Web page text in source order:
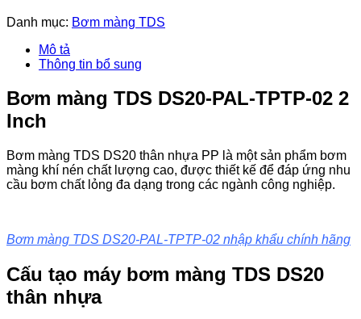
Danh mục: Bơm màng TDS
Mô tả
Thông tin bổ sung
Bơm màng TDS DS20-PAL-TPTP-02 2
Inch
Bơm màng TDS DS20 thân nhựa PP là một sản phẩm bơm
màng khí nén chất lượng cao, được thiết kế để đáp ứng nhu
cầu bơm chất lỏng đa dạng trong các ngành công nghiệp.
Bơm màng TDS DS20-PAL-TPTP-02 nhập khẩu chính hãng
Cấu tạo máy bơm màng TDS DS20
thân nhựa